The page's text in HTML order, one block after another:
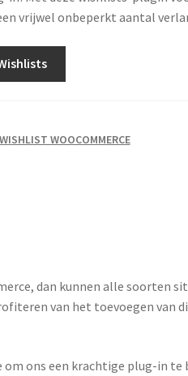
vrijwel onbeperkt aantal
WISHLIST WOOCOMMERCE
dan kunnen alle soorten
van het toevoegen van
ons een krachtige plug-in te